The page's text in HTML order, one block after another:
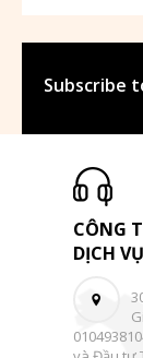
Subscribe
CÔNG
DỊCH